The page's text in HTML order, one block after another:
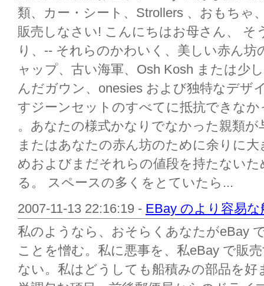
類、カー・シート、Strollers 、おもちゃ
販売しなさい! こんにちはお母さん、 そ
り、-- それらのかわいく、美しい赤ん
ャップ、古い海軍、Osh Kosh または少
んだガウン、onesies および独特なデザ
すジーンセットのすべてに抵抗できな
。あなたの様式かなりでなかった親類
またはあなたの赤ん坊のために余りに
めおよびまだそれらの値段を持たない
る。 スペースの多くをとていたら...
2007-11-13 22:16:19 - EBay のより容易
私のようなら、おそらくあなたがeBay
ことを憎む。私に悪事を、私eBay で販
ない。私はどうしても船積みの部品を